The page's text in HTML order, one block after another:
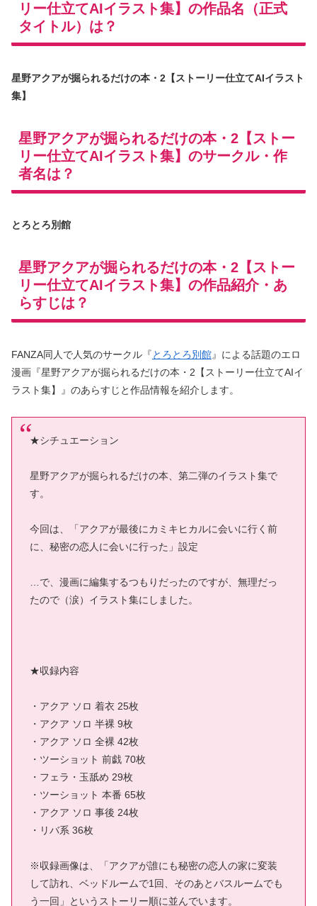
リー仕立てAIイラスト集】の作品名（正式
タイトル）は？
星野アクアが掘られるだけの本・2【ストーリー仕立てAIイラスト
集】
星野アクアが掘られるだけの本・2【ストー
リー仕立てAIイラスト集】のサークル・作
者名は？
とろとろ別館
星野アクアが掘られるだけの本・2【ストー
リー仕立てAIイラスト集】の作品紹介・あ
らすじは？
FANZA同人で人気のサークル『とろとろ別館』による話題のエロ
漫画『星野アクアが掘られるだけの本・2【ストーリー仕立てAIイ
ラスト集】』のあらすじと作品情報を紹介します。
★シチュエーション
星野アクアが掘られるだけの本、第二弾のイラスト集で
す。
今回は、「アクアが最後にカミキヒカルに会いに行く前
に、秘密の恋人に会いに行った」設定
…で、漫画に編集するつもりだったのですが、無理だっ
たので（涙）イラスト集にしました。
★収録内容
・アクア ソロ 着衣 25枚
・アクア ソロ 半裸 9枚
・アクア ソロ 全裸 42枚
・ツーショット 前戯 70枚
・フェラ・玉舐め 29枚
・ツーショット 本番 65枚
・アクア ソロ 事後 24枚
・リバ系 36枚
※収録画像は、「アクアが誰にも秘密の恋人の家に変装
して訪れ、ベッドルームで1回、そのあとバスルームでも
う一回」というストーリー順に並んでいます。